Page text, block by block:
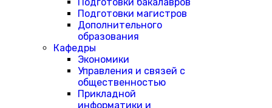
Подготовки магистров
Дополнительного
образования
Кафедры
Экономики
Управления и связей с
общественностью
Прикладной
информатики и